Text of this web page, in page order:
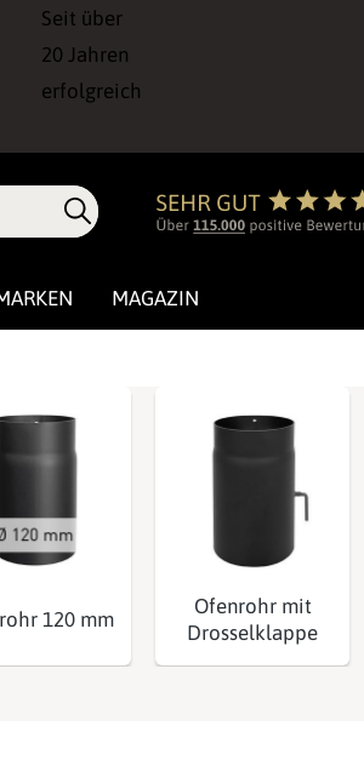
Seit über
20 Jahren
erfolgreich
MAGAZIN
120 mm
Ofenrohr mit
Drosselklappe